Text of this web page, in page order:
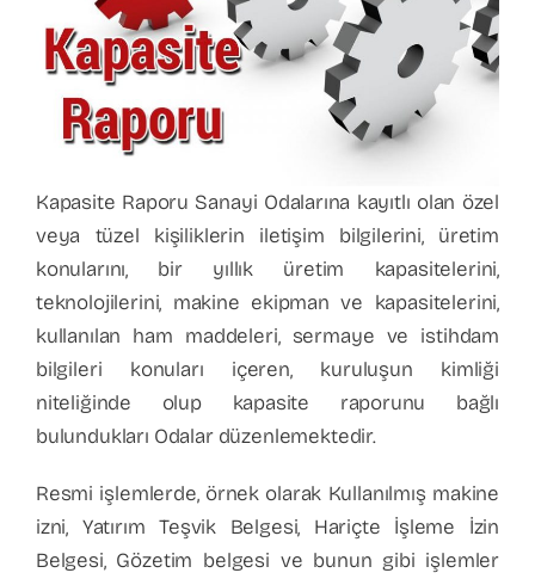
Kapasite Raporu Sanayi Odalarına kayıtlı olan özel
veya tüzel kişiliklerin iletişim bilgilerini, üretim
konularını, bir yıllık üretim kapasitelerini,
teknolojilerini, makine ekipman ve kapasitelerini,
kullanılan ham maddeleri, sermaye ve istihdam
bilgileri konuları içeren, kuruluşun kimliği
niteliğinde olup kapasite raporunu bağlı
bulundukları Odalar düzenlemektedir.
Resmi işlemlerde, örnek olarak Kullanılmış makine
izni, Yatırım Teşvik Belgesi, Hariçte İşleme İzin
Belgesi, Gözetim belgesi ve bunun gibi işlemler